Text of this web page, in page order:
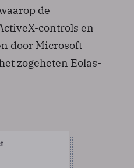
de
controls en
door Microsoft
zogeheten Eolas-